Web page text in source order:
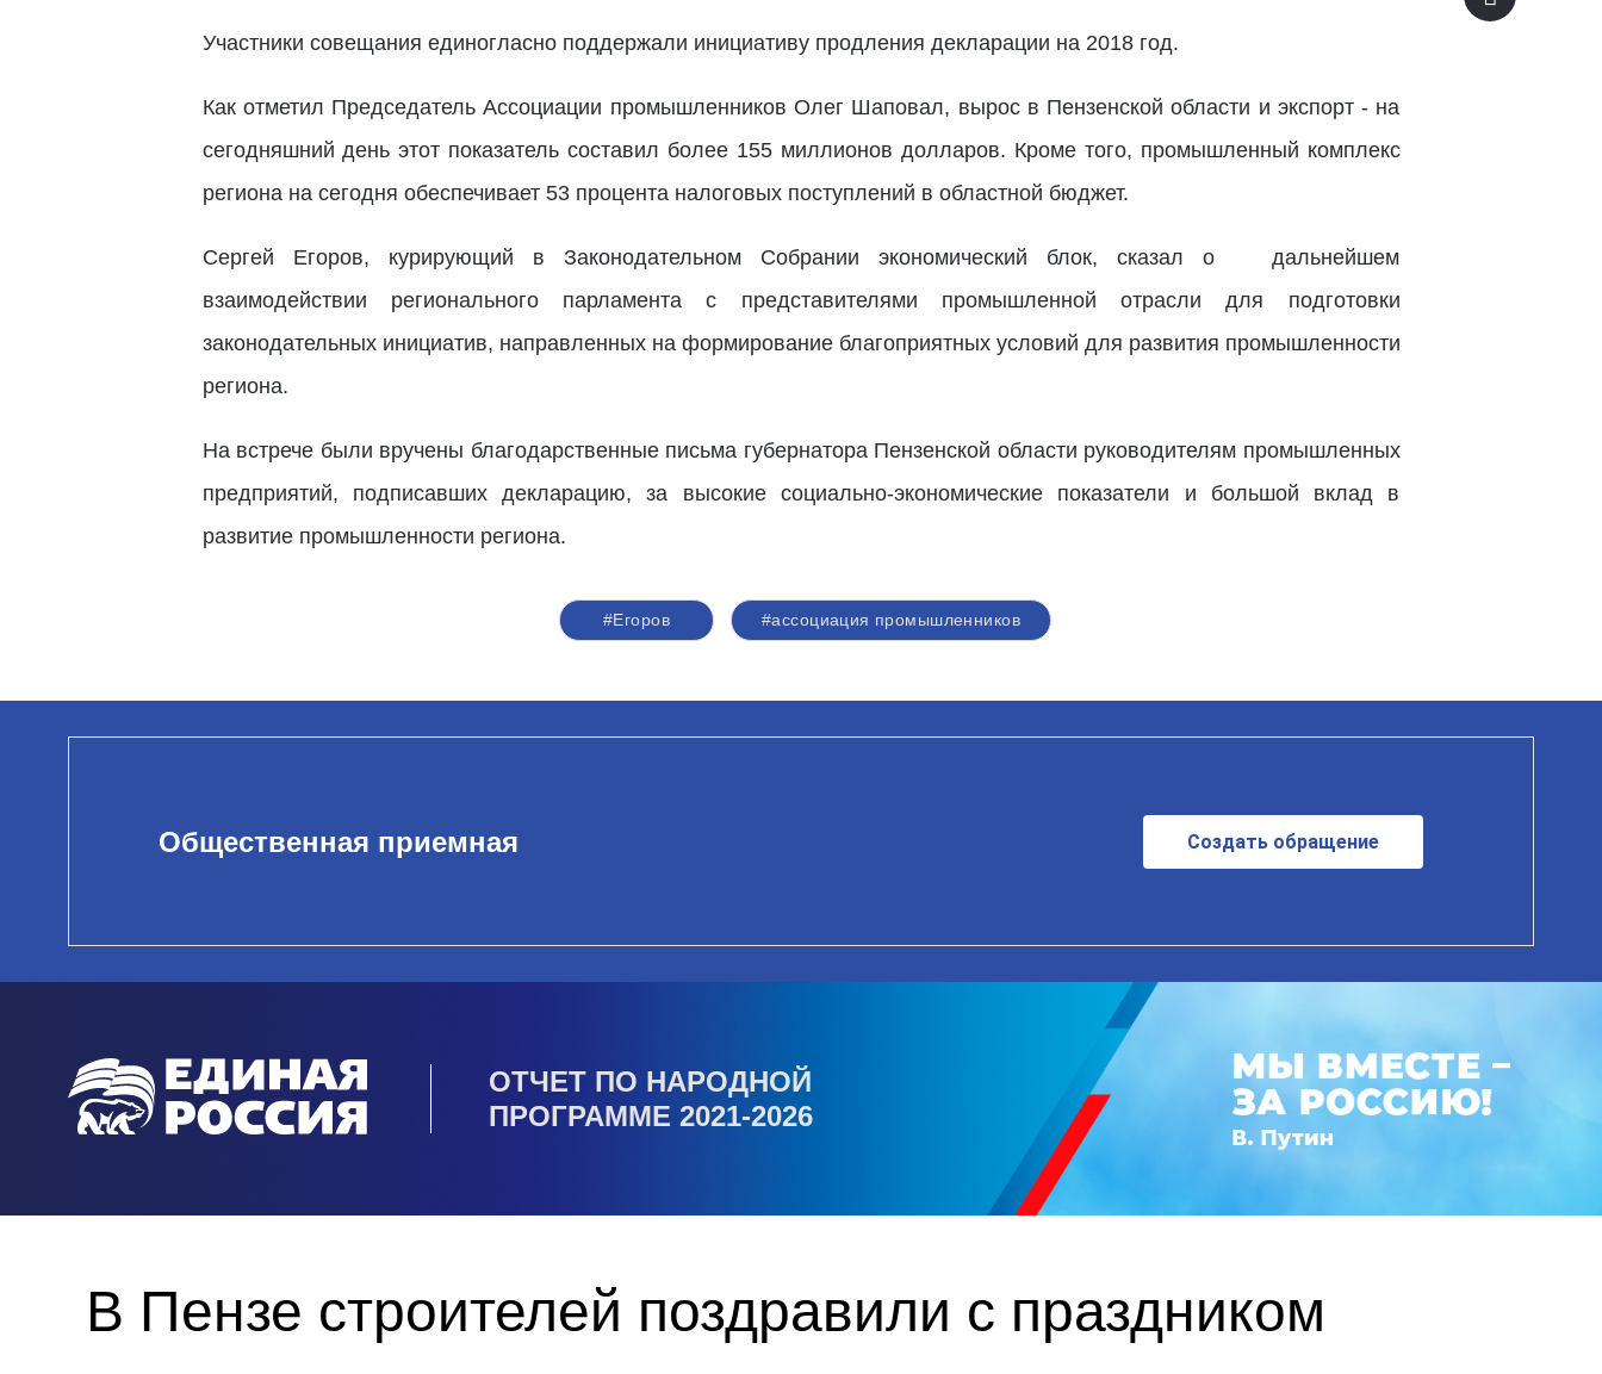
Участники совещания единогласно поддержали инициативу продления декларации на 2018 год.
Как отметил Председатель Ассоциации промышленников Олег Шаповал, вырос в Пензенской области и экспорт - на
сегодняшний день этот показатель составил более 155 миллионов долларов. Кроме того, промышленный комплекс
региона на сегодня обеспечивает 53 процента налоговых поступлений в областной бюджет.
Сергей Егоров, курирующий в Законодательном Собрании экономический блок, сказал о дальнейшем
взаимодействии регионального парламента с представителями промышленной отрасли для подготовки
законодательных инициатив, направленных на формирование благоприятных условий для развития промышленности
региона.
На встрече были вручены благодарственные письма губернатора Пензенской области руководителям промышленных
предприятий, подписавших декларацию, за высокие социально-экономические показатели и большой вклад в
развитие промышленности региона.
#Егоров #ассоциация промышленников
Общественная приемная Создать обращение
ОТЧЕТ ПО НАРОДНОЙ
ПРОГРАММЕ 2021-2026
В Пензе строителей поздравили с праздником